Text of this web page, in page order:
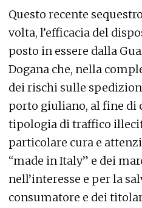
Questo recente
volta, l’efficacia del
posto in essere dalla
Dogana che, nella
dei rischi sulle
porto giuliano, al fine di
tipologia di traffico
particolare cura e
“made in Italy” e dei
nell’interesse e per la
consumatore e dei